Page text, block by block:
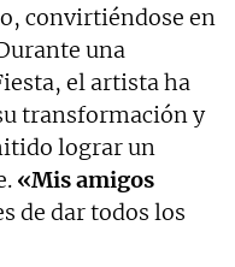
convirtiéndose en
una
el artista ha
transformación y
lograr un
«Mis amigos
de dar todos los